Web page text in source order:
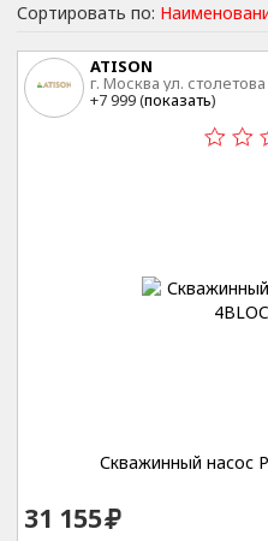
Сортировать по:
ATISON
г. Москва ул. столетова
+7 999 (показать)
Скважинный насос
31 155